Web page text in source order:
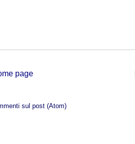
page
sul post (Atom)